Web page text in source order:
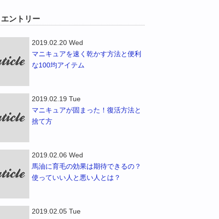
ントリー
2019.02.20 Wed
マニキュアを速く乾かす方法と便利
な100均アイテム
2019.02.19 Tue
マニキュアが固まった！復活方法と
捨て方
2019.02.06 Wed
馬油に育毛の効果は期待できるの？
使っていい人と悪い人とは？
2019.02.05 Tue